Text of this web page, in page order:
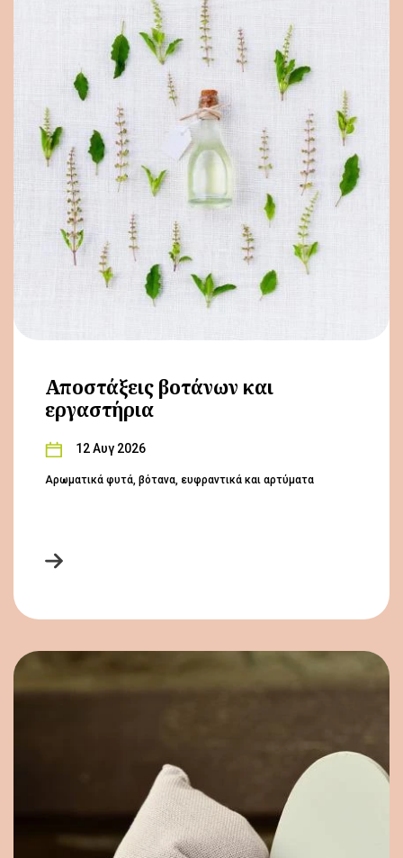
Αποστάξεις βοτάνων και
εργαστήρια
12 Αυγ 2026
Αρωματικά φυτά, βότανα, ευφραντικά και αρτύματα